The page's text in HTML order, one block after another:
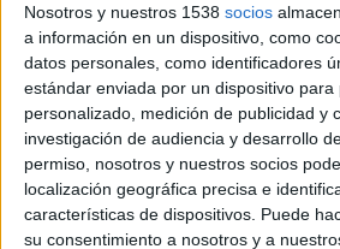
Nosotros y nuestros 1538 socios
a información en un dispositivo, como
datos personales, como identificadores
estándar enviada por un dispositivo
personalizado, medición de publicidad y
investigación de audiencia y desarrollo
permiso, nosotros y nuestros socios
localización geográfica precisa e
características de dispositivos. Puede
su consentimiento a nosotros y a
La Organización
de Mesa de España
incorporado a Carolina Marín
embajadora de su campaña
India, un mercado estratégico
supera los 1.400 millones de
Bajo el lema 'Feed Your Heart